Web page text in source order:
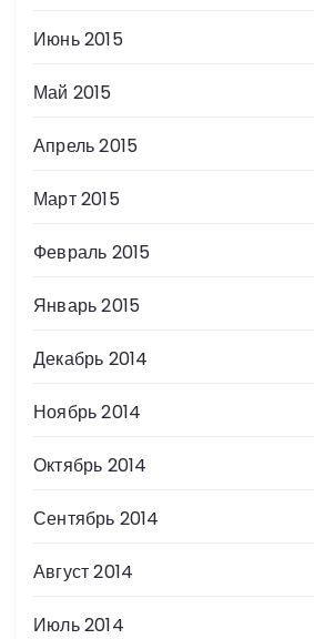
Июнь 2015
Май 2015
Апрель 2015
Март 2015
Февраль 2015
Январь 2015
Декабрь 2014
Ноябрь 2014
Октябрь 2014
Сентябрь 2014
Август 2014
Июль 2014